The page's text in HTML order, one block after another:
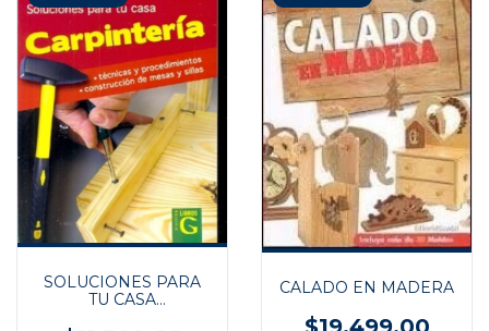
SOLUCIONES PARA
TU CASA
CALADO EN MADERA